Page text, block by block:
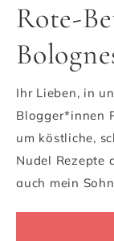
Rote-
Ihr Lieben, in
Blogger*innen
um köstliche,
Nudel Rezepte
auch mein